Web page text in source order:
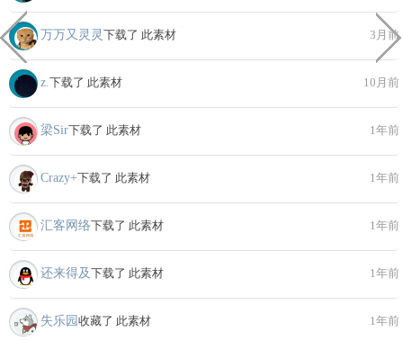
万万又灵灵 下载了 此素材 3月前
z. 下载了 此素材 10月前
梁Sir下载了 此素材 1年前
Crazy+下载了 此素材 1年前
汇客网络下载了 此素材 1年前
还来得及下载了 此素材 1年前
失乐园 收藏了 此素材 1年前